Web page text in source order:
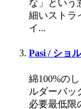
な」という
細いストラ
イ...
Pasi / ショ
綿100%の
ルダーバッ
必要最低限